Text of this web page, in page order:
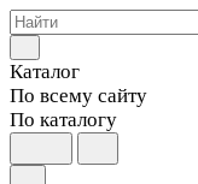
Каталог
По всему сайту
По каталогу